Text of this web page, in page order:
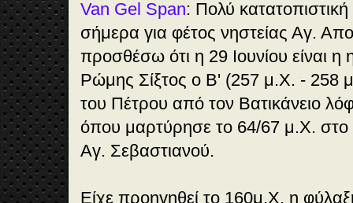
Van Gel Span: Πολύ
σήμερα για φέτος νηστείας Αγ.
προσθέσω ότι η 29 Ιουνίου είναι
Ρώμης Σίξτος ο Β' (257 μ.Χ. - 258
του Πέτρου από τον Βατικάνειο
όπου μαρτύρησε το 64/67 μ.Χ. στο
Αγ. Σεβαστιανού.
Είχε προηγηθεί το 160μ.Χ. η